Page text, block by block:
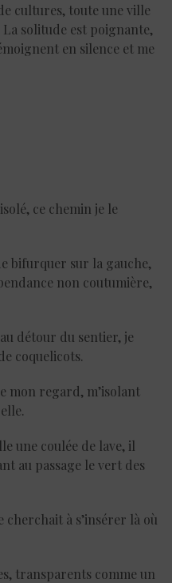
cultures, toute une ville
solitude est poignante,
en silence et me
ce chemin je le
bifurquer sur la gauche,
non coutumière,
détour du sentier, je
coquelicots.
mon regard, m’isolant
une coulée de lave, il
au passage le vert des
à s’insérer là où
transparents comme un